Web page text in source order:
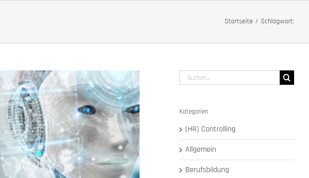
Startseite Schlagwort:
Suche
nach:
Kategorien
(HR) Controlling
Allgemein
Berufsbildung